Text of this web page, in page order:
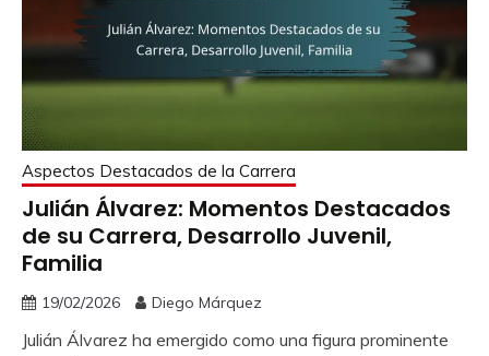
Aspectos Destacados de la Carrera
Julián Álvarez: Momentos Destacados
de su Carrera, Desarrollo Juvenil,
Familia
19/02/2026 Diego Márquez
Julián Álvarez ha emergido como una figura prominente